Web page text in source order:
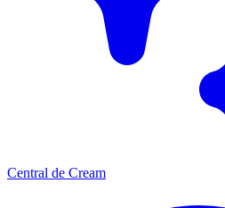
Central de Cream